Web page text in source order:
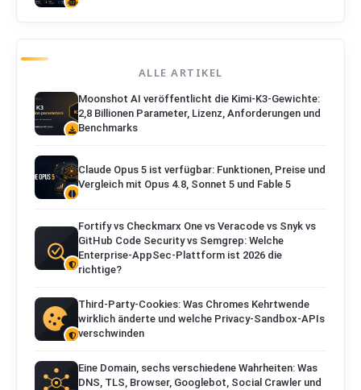
ALLE ARTIKEL
Moonshot AI veröffentlicht die Kimi-K3-Gewichte:
2,8 Billionen Parameter, Lizenz, Anforderungen und
Benchmarks
Claude Opus 5 ist verfügbar: Funktionen, Preise und
Vergleich mit Opus 4.8, Sonnet 5 und Fable 5
Fortify vs Checkmarx One vs Veracode vs Snyk vs
GitHub Code Security vs Semgrep: Welche
Enterprise-AppSec-Plattform ist 2026 die
richtige?
Third-Party-Cookies: Was Chromes Kehrtwende
wirklich änderte und welche Privacy-Sandbox-APIs
verschwinden
Eine Domain, sechs verschiedene Wahrheiten: Was
DNS, TLS, Browser, Googlebot, Social Crawler und